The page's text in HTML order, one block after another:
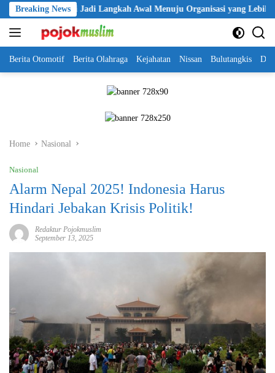
Skip
to
content
Breaking News
KBPP Polri Jadi Langkah Awal Menuju Organisasi yang Lebih Modern
Berita Otomotif Berita Olahraga Kejahatan Nissan Bulutangkis
Home Nasional
Nasional
Alarm Nepal 2025! Indonesia Harus
Hindari Jebakan Krisis Politik!
Redaktur Pojokmuslim
September 13, 2025